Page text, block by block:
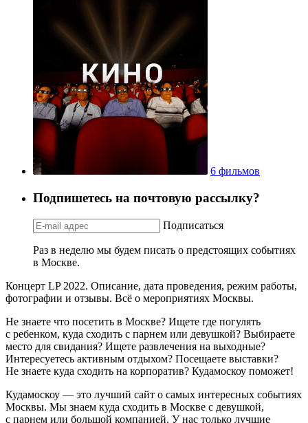
6 фильмов
Подпишетесь на почтовую рассылку?
Подписаться
Раз в неделю мы будем писать о предстоящих событиях
в Москве.
Концерт LP 2022. Описание, дата проведения, режим работы,
фотографии и отзывы. Всё о мероприятиях Москвы.
Не знаете что посетить в Москве? Ищете где погулять
с ребенком, куда сходить с парнем или девушкой? Выбираете
место для свидания? Ищете развлечения на выходные?
Интересуетесь активным отдыхом? Посещаете выставки?
Не знаете куда сходить на корпоратив? Кудамоскоу поможет!
Кудамоскоу — это лучший сайт о самых интересных событиях
Москвы. Мы знаем куда сходить в Москве с девушкой,
с парнем или большой компанией. У нас только лучшие